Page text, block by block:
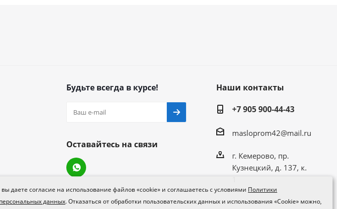
даете согласие на использование файлов «cookie» и соглашаетесь с условиями Политики
данных. Отказаться от обработки пользовательских данных и использования «Сookie» можно,
Будьте всегда в курсе!
Оставайтесь на связи
Наши контакты
+7 905 900-44-43
masloprom42@mail.ru
г. Кемерово, пр.
Кузнецкий, д. 137, к.